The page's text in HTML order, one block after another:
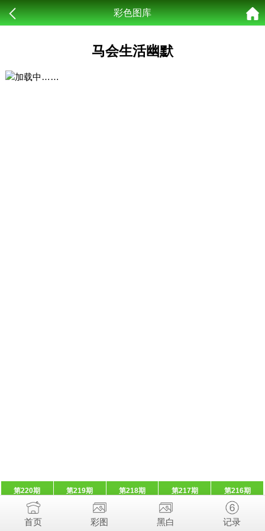
彩色图库
马会生活幽默
第220期 第219期 第218期 第217期 第216期
首页 彩图 黑白 记录